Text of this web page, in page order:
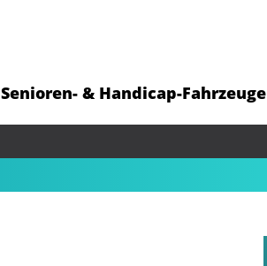
Senioren- & Handicap-Fahrzeuge